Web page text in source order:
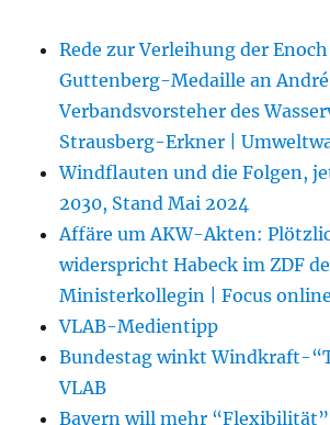
Rede zur Verleihung der
Guttenberg-Medaille an
Verbandsvorsteher des
Strausberg-Erkner |
Windflauten und die Folgen,
2030, Stand Mai 2024
Affäre um AKW-Akten:
widerspricht Habeck im ZDF
Ministerkollegin | Focus online
VLAB-Medientipp
Bundestag winkt Windkraft-
VLAB
Bayern will mehr